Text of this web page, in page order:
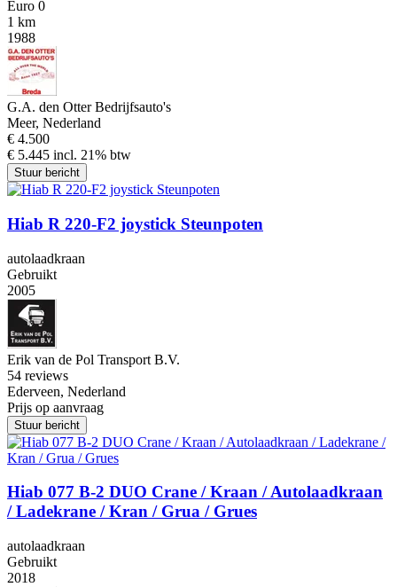
Euro 0
1 km
1988
G.A. den Otter Bedrijfsauto's
Meer, Nederland
€ 4.500
€ 5.445 incl. 21% btw
Stuur bericht
Hiab R 220-F2 joystick Steunpoten
autolaadkraan
Gebruikt
2005
Erik van de Pol Transport B.V.
54 reviews
Ederveen, Nederland
Prijs op aanvraag
Stuur bericht
Hiab 077 B-2 DUO Crane / Kraan / Autolaadkraan
/ Ladekrane / Kran / Grua / Grues
autolaadkraan
Gebruikt
2018